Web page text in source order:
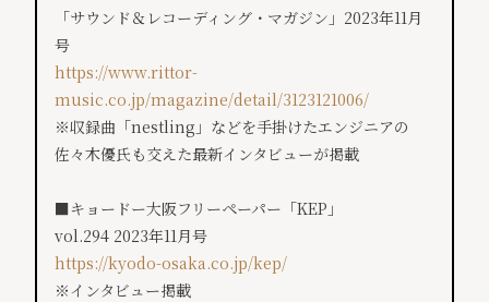
「サウンド＆レコーディング・マガジン」2023年11月
号
https://www.rittor-
music.co.jp/magazine/detail/3123121006/
※収録曲「nestling」などを手掛けたエンジニアの
佐々木優氏も交えた最新インタビューが掲載
■キョードー大阪フリーペーパー「KEP」
vol.294 2023年11月号
https://kyodo-osaka.co.jp/kep/
※インタビュー掲載